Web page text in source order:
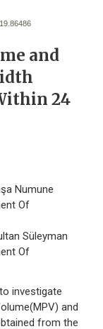
and
24
Numune
Of
Süleyman
Of
investigate
and
from the